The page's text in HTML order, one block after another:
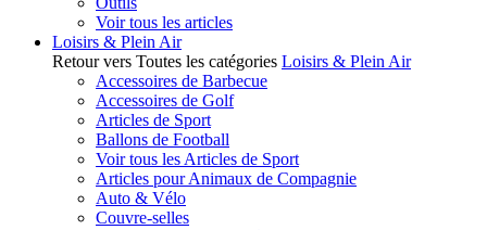
Voir tous les articles
Loisirs & Plein Air
Retour vers Toutes les catégories Loisirs & Plein Air
Accessoires de Barbecue
Accessoires de Golf
Articles de Sport
Ballons de Football
Voir tous les Articles de Sport
Articles pour Animaux de Compagnie
Auto & Vélo
Couvre-selles